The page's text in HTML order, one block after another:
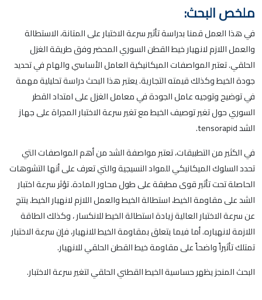
ملخص البحث:
في هذا العمل قمنا بدراسة تأثير سرعة الاختبار على المتانة، الاستطالة
والعمل اللازم لانهيار خيط القطن السوري المحضر وفق طريقة الغزل
الحلقي. تعتبر المواصفات الميكانيكية العامل الأساسي والهام في تحديد
جودة الخيط وكذلك قيمته التجارية. يعتبر هذا البحث دراسة تحليلية مهمة
في توضيح وتوجيه عامل الجودة في معامل الغزل على امتداد القطر
السوري حول تغير توصيف الخيط مع تغير سرعة الاختبار المجراة على جهاز
الشد tensorapid.
في الكثير من التطبيقات، تعتبر مواصفة الشد من أهم المواصفات التي
تحدد السلوك الميكانيكي للمواد النسيجية والتي تعرف على أنها التشوهات
الحاصلة تحت تأثير قوى مطبقة على طول محاور المادة. تؤثر سرعة اختبار
الشد على مقاومة الخيط، استطالة الخيط والعمل اللازم لانهيار الخيط. ينتج
عن سرعة الاختبار العالية زيادة استطالة الخيط للانكسار ، وكذلك الطاقة
اللازمة لانهياره. أما فيما يتعلق بمقاومة الخيط للانهيار، فإن سرعة الاختبار
تمتلك تأثيراً واضحاً على مقاومة خيط القطن الحلقي للانهيار.
البحث المنجز يظهر حساسية الخيط القطني الحلقي لتغير سرعة الاختبار.